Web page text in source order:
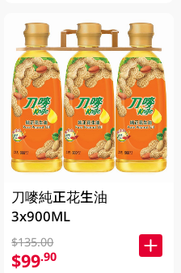
刀嘜純正花生油
3x900ML
$135.00
$99.90